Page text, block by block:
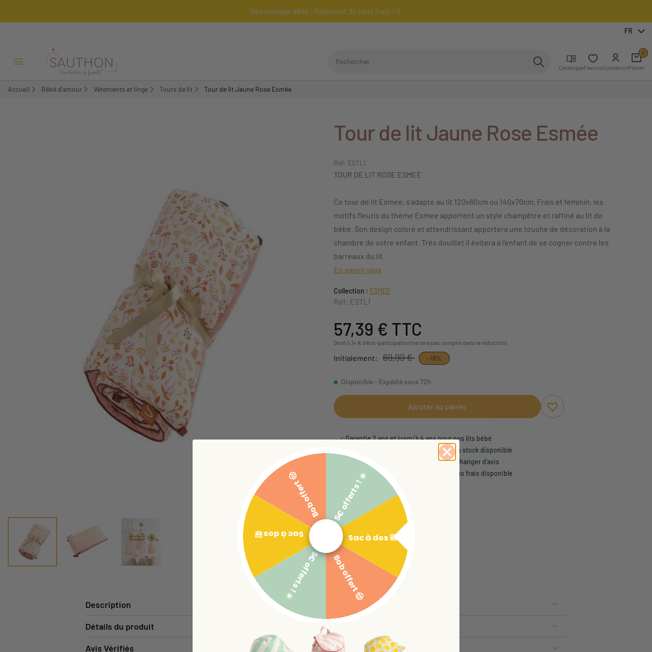
Destockage d'été ! Paiement 3x sans frais !
FR
Ouvrir/Fermer menu CatalogueFavorisConnexionPanier
0
Accueil Bébé d'amour Vêtements et linge Tours de lit Tour de lit Jaune Rose Esmée
Tour de lit Jaune Rose Esmée
Réf: ESTL1
TOUR DE LIT ROSE ESMEE
Ce tour de lit Esmee, s'adapte au lit 120x60cm ou 140x70cm. Frais et féminin, les
motifs fleuris du thème Esmee apportent un style champêtre et raffiné au lit de
bébé. Son design coloré et attendrissant apportera une touche de décoration à la
chambre de votre enfant. Très douillet il évitera à l'enfant de se cogner contre les
barreaux du lit.
En savoir plus
Collection : ESMEE
Réf: ESTL1
57,39 € TTC
Dont 0,14 € d'éco-participation (ne sera pas compris dans la réduction)
Initialement: 69,99 € -18%
Disponible - Expédié sous 72h
Ajouter au panier
Ajouter aux favoris
Supprimer des favoris
Garantie 2 ans et jusqu'à 4 ans pour nos lits bébé
Expédition en 48h00 et livraison selon stock disponible
Satisfait ou remboursé 14 jours pour changer d'avis
Paiement sécurisé et paiement 3x sans frais disponible
Description
Détails du produit
Avis Vérifiés
5€ offerts ! ☀️
Sac à dos 🎒
Bob offert 🤠
5€ offerts ! ☀️
Sac à dos 🎒
Bob offert 🤠